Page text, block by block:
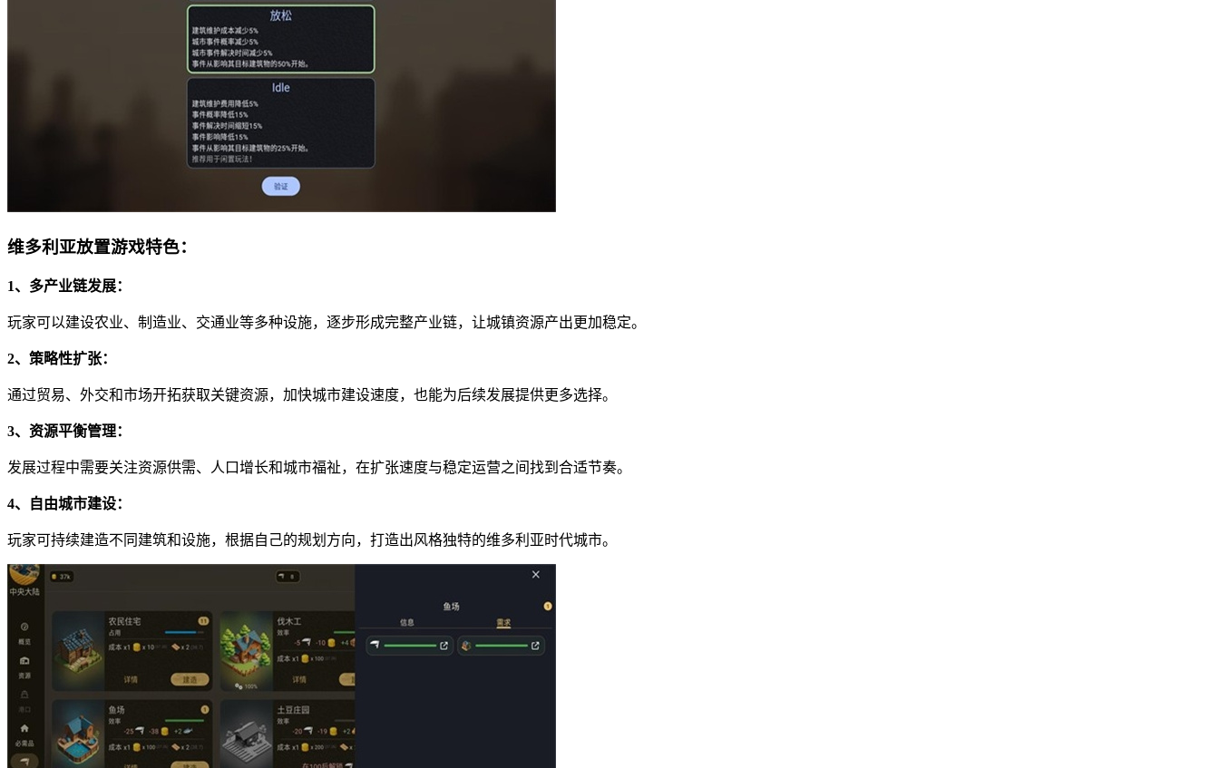
维多利亚放置游戏特色：
1、多产业链发展：
玩家可以建设农业、制造业、交通业等多种设施，逐步形成完整产业链，让城镇资源产出更加稳定。
2、策略性扩张：
通过贸易、外交和市场开拓获取关键资源，加快城市建设速度，也能为后续发展提供更多选择。
3、资源平衡管理：
发展过程中需要关注资源供需、人口增长和城市福祉，在扩张速度与稳定运营之间找到合适节奏。
4、自由城市建设：
玩家可持续建造不同建筑和设施，根据自己的规划方向，打造出风格独特的维多利亚时代城市。